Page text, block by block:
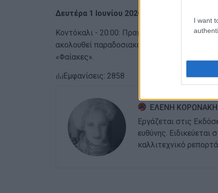
I want
Δευτέρα 1 Ιουνίου 2026 (Αγίου Πνεύματος)
Κοντόκαλι - 20:00: Πραγματοποιείται η
ακολουθεί παραδοσιακό πανηγύρι. Τη
«Φαίακες».
Εμφανίσεις: 2858
ΕΛΕΝΗ ΚΟΡΩΝΑΚΗ
Εργάζεται στις
ευθύνης. Ειδικεύεται
καλλιτεχνικό